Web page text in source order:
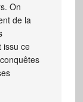
On
de la
issu ce